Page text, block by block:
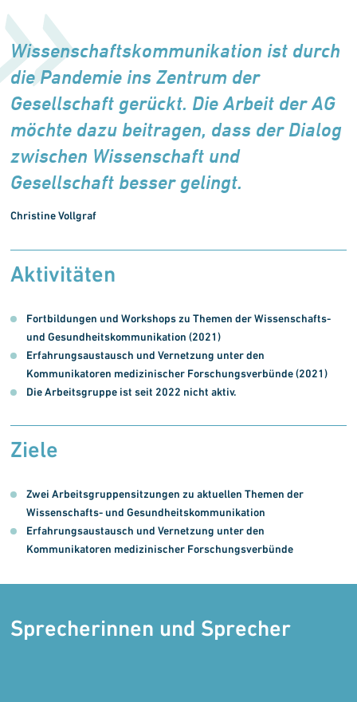
Wissenschaftskommunikation ist durch
die Pandemie ins Zentrum der
Gesellschaft gerückt. Die Arbeit der AG
möchte dazu beitragen, dass der Dialog
zwischen Wissenschaft und
Gesellschaft besser gelingt.
Christine Vollgraf
Aktivitäten
Fortbildungen und Workshops zu Themen der Wissenschafts-
und Gesundheitskommunikation (2021)
Erfahrungsaustausch und Vernetzung unter den
Kommunikatoren medizinischer Forschungsverbünde (2021)
Die Arbeitsgruppe ist seit 2022 nicht aktiv.
Ziele
Zwei Arbeitsgruppensitzungen zu aktuellen Themen der
Wissenschafts- und Gesundheitskommunikation
Erfahrungsaustausch und Vernetzung unter den
Kommunikatoren medizinischer Forschungsverbünde
Sprecherinnen und Sprecher